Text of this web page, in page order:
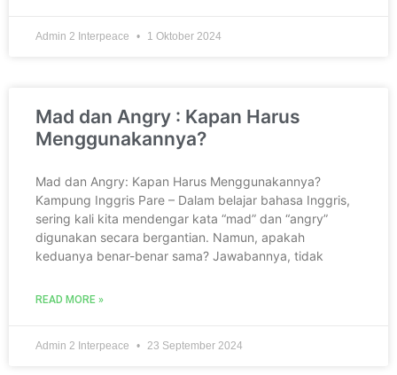
Admin 2 Interpeace 1 Oktober 2024
Mad dan Angry : Kapan Harus
Menggunakannya?
Mad dan Angry: Kapan Harus Menggunakannya?
Kampung Inggris Pare – Dalam belajar bahasa Inggris,
sering kali kita mendengar kata “mad” dan “angry”
digunakan secara bergantian. Namun, apakah
keduanya benar-benar sama? Jawabannya, tidak
READ MORE »
Admin 2 Interpeace 23 September 2024